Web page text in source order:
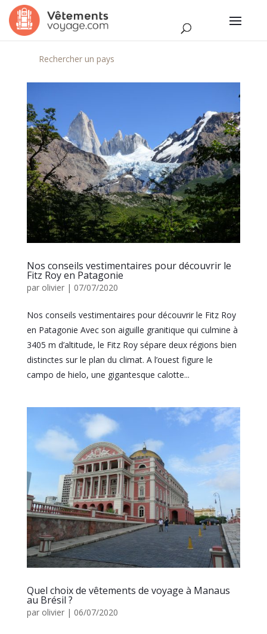
Nos conseils vestimentaires pour découvrir le
Fitz Roy en Patagonie
par olivier| 07/07/2020
Nos conseils vestimentaires pour découvrir le Fitz Roy
en Patagonie Avec son aiguille granitique qui culmine à
3405 m d’altitude, le Fitz Roy sépare deux régions bien
distinctes sur le plan du climat. A l’ouest figure le
campo de hielo, une gigantesque calotte...
Quel choix de vêtements de voyage à Manaus
au Brésil ?
par olivier| 06/07/2020
Rechercher un pays